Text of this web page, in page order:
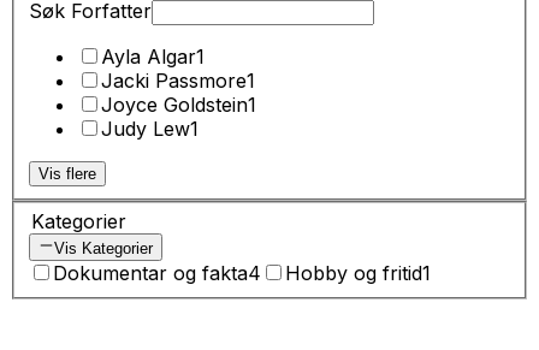
Søk Forfatter
Ayla Algar1
Jacki Passmore1
Joyce Goldstein1
Judy Lew1
Vis flere
Kategorier
Vis Kategorier
Dokumentar og fakta4 Hobby og fritid1